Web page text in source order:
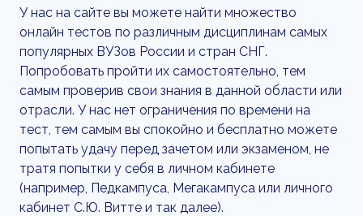
У нас на сайте вы можете найти множество
онлайн тестов по различным дисциплинам самых
популярных ВУЗов России и стран СНГ.
Попробовать пройти их самостоятельно, тем
самым проверив свои знания в данной области или
отрасли. У нас нет ограничения по времени на
тест, тем самым вы спокойно и бесплатно можете
попытать удачу перед зачетом или экзаменом, не
тратя попытки у себя в личном кабинете
(например, Педкампуса, Мегакампуса или личного
кабинет С.Ю. Витте и так далее).